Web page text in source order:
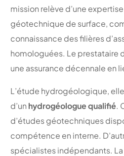
mission relève d’une
géotechnique de surface,
connaissance des filières
homologuées. Le prestataire
une assurance décennale en
L’étude hydrogéologique,
d’un hydrogéologue qualifié.
d’études géotechniques
compétence en interne.
spécialistes indépendants.